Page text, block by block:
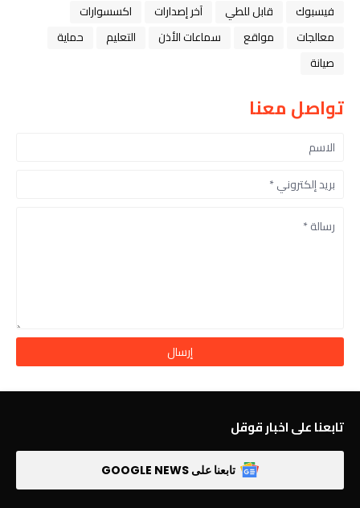
فيسبوك
قابل للطي آخر إصدارات
اكسسوارات
معالجات
مواقع سماعات الأذن التعليم
حماية
صيانة
تواصل معنا
تابعنا على اخبار قوقل
تابعنا على GOOGLE NEWS